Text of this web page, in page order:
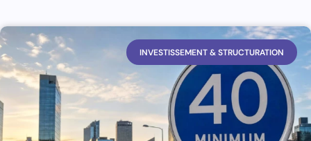
INVESTISSEMENT & STRUCTURATION